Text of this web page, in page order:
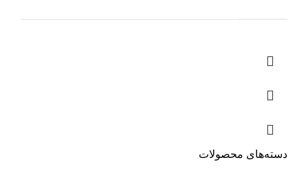
دسته‌های محصولات